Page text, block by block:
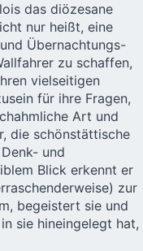
das diözesane
nur heißt, eine
Übernachtungs-
zu schaffen,
vielseitigen
für ihre Fragen,
Art und
die schönstättische
und
Blick erkennt er
zur
begeistert sie und
sie hineingelegt hat,